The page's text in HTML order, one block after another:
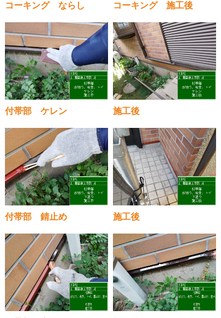
コーキング ならし コーキング 施工後
付帯部 ケレン 施工後
付帯部 錆止め 施工後